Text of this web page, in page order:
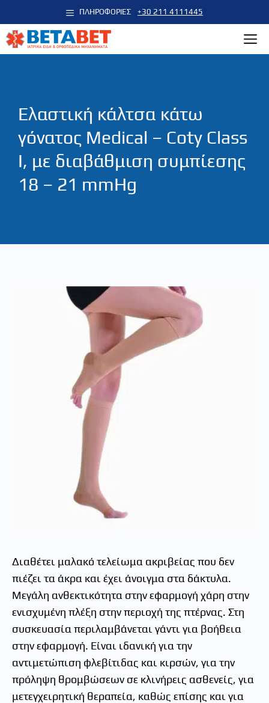
σε
περιεχόμενο
+30 211 4111445
ΠΛΗΡΟΦΟΡΙΕΣ
Ελαστική κάλτσα κάτω
γόνατος Medical – Coty Class
I, με διαβάθμιση συμπίεσης
18 – 21 mmHg
Διαθέτει μαλακό τελείωμα ακριβείας που δεν
πιέζει τα άκρα και έχει άνοιγμα στα δάκτυλα.
Μεγάλη ανθεκτικότητα στην εφαρμογή χάρη στην
ενισχυμένη πλέξη στην περιοχή της πτέρνας. Στη
συσκευασία περιλαμβάνεται γάντι για βοήθεια
στην εφαρμογή. Είναι ιδανική για την
αντιμετώπιση φλεβίτιδας και κιρσών, για την
πρόληψη θρομβώσεων σε κλινήρεις ασθενείς, για
μετεγχειρητική θεραπεία, καθώς επίσης και για